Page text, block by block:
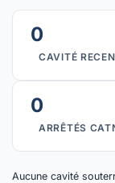
0
CAVITÉ
0
ARRÊTÉS
Aucune cavité